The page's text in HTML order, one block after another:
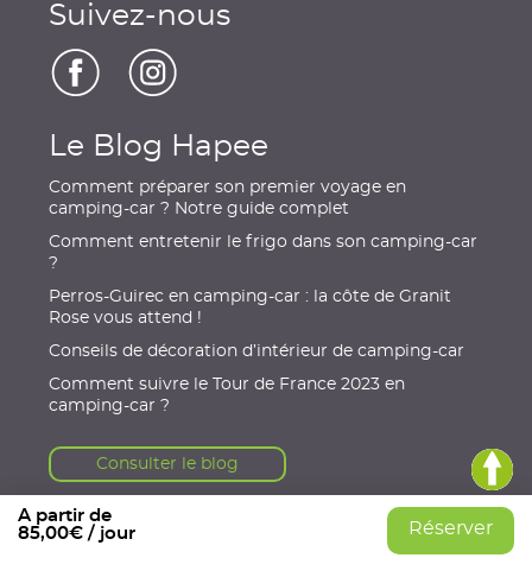
A partir de
85,00€ / jour
Réserver
Suivez-nous
Le Blog Hapee
Comment préparer son premier voyage en
camping-car ? Notre guide complet
Comment entretenir le frigo dans son camping-car
?
Perros-Guirec en camping-car : la côte de Granit
Rose vous attend !
Conseils de décoration d’intérieur de camping-car
Comment suivre le Tour de France 2023 en
camping-car ?
Consulter le blog
Conditions Générales|